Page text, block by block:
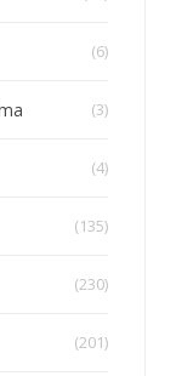
(6)
(3)
(4)
(135)
(230)
(201)